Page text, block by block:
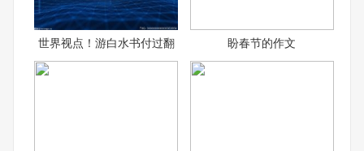
世界视点！游白水书付过翻 盼春节的作文